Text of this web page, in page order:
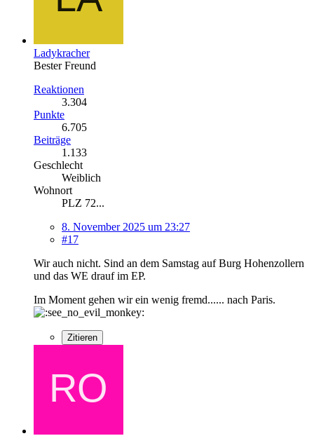
Ladykracher
Bester Freund
Reaktionen
3.304
Punkte
6.705
Beiträge
1.133
Geschlecht
Weiblich
Wohnort
PLZ 72...
8. November 2025 um 23:27
#17
Wir auch nicht. Sind an dem Samstag auf Burg Hohenzollern
und das WE drauf im EP.
Im Moment gehen wir ein wenig fremd...... nach Paris.
Zitieren